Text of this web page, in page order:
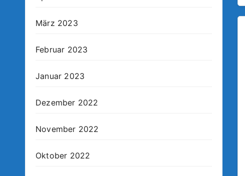
März 2023
Februar 2023
Januar 2023
Dezember 2022
November 2022
Oktober 2022